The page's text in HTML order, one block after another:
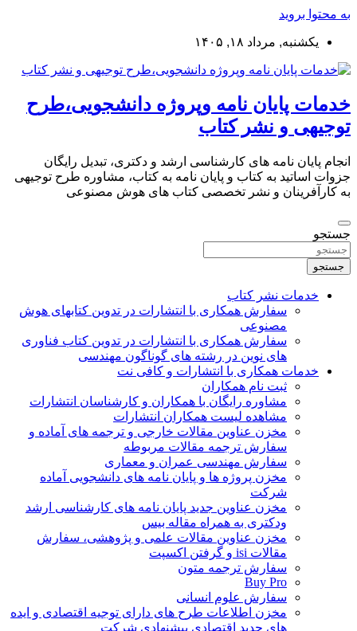
به محتوا بروید
یکشنبه, مرداد ۱۸, ۱۴۰۵
خدمات پایان نامه وپروژه دانشجویی،طرح
توجیهی و نشر کتاب
انجام پایان نامه های کارشناسی ارشد و دکتری، تبدیل رایگان
جزوات اساتید به کتاب و پایان نامه به کتاب، مشاوره طرح توجیهی
به کارآفرینان و نشر تخصصی کتاب های هوش مصنوعی
جستجو
جستجو
خدمات نشر کتاب
سفارش همکاری با انتشارات در تدوین کتابهای هوش
مصنوعی
سفارش همکاری با انتشارات در تدوین کتاب فناوری
های نوین در رشته های گوناگون مهندسی
خدمات همکاری با انتشارات و کافی نت
ثبت نام همکاران
مشاوره رایگان با همکاران و کارشناسان انتشارات
مشاهده لیست همکاران انتشارات
مخزن عناوین مقالات خارجی و ترجمه های آماده و
سفارش ترجمه مقالات مربوطه
سفارش مهندسی عمران و معماری
مخزن پروژه ها و پایان نامه های دانشجویی آماده
شرکت
مخزن عناوین جدید پایان نامه های کارشناسی ارشد
ودکتری به همراه مقاله بیس
مخزن عناوین مقالات علمی و پژوهشی، سفارش
مقالات isi و گرفتن اکسپت
سفارش ترجمه متون
Buy Pro
سفارش علوم انسانی
مخزن اطلاعات طرح های دارای توجیه اقتصادی و ایده
های جدید اقتصادی پیشنهادی شرکت